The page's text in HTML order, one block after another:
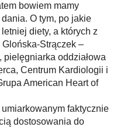
bowiem mamy
O tym, po jakie
diety, a których z
Strączek –
oddziałowa
Centrum Kardiologii i
American Heart of
faktycznie
dostosowania do